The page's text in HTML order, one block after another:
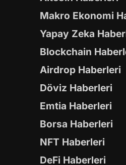
Makro Ekonomi
Yapay Zeka
Blockchain
Airdrop Haberleri
Döviz Haberleri
Emtia Haberleri
Borsa Haberleri
NFT Haberleri
DeFi Haberleri